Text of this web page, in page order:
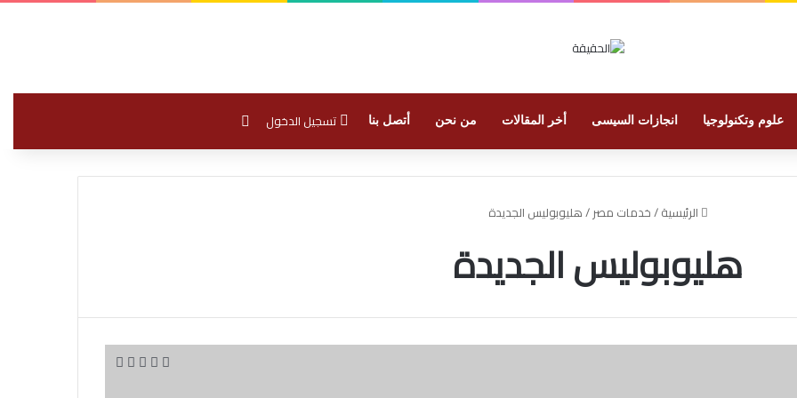
علوم وتكنولوجيا انجازات السيسى أخر المقالات من نحن أتصل بنا تسجيل الدخول
الرئيسية/خدمات مصر/هليوبوليس الجديدة
هليوبوليس الجديدة